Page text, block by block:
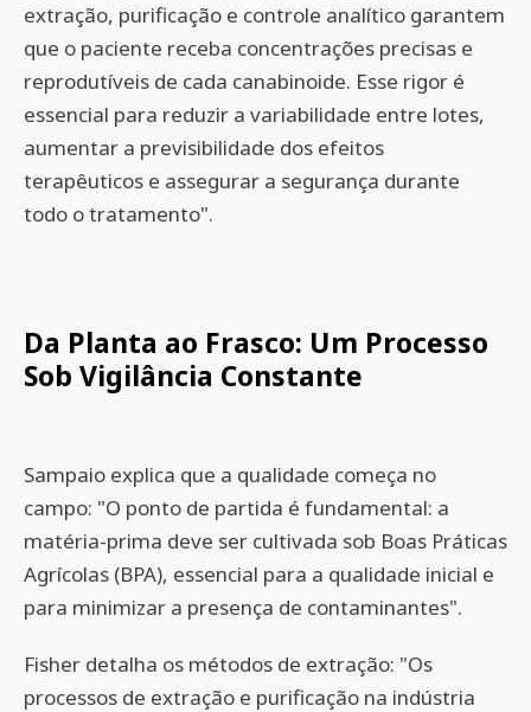
extração, purificação e controle analítico garantem
que o paciente receba concentrações precisas e
reprodutíveis de cada canabinoide. Esse rigor é
essencial para reduzir a variabilidade entre lotes,
aumentar a previsibilidade dos efeitos
terapêuticos e assegurar a segurança durante
todo o tratamento".
Da Planta ao Frasco: Um Processo
Sob Vigilância Constante
Sampaio explica que a qualidade começa no
campo: "O ponto de partida é fundamental: a
matéria-prima deve ser cultivada sob Boas Práticas
Agrícolas (BPA), essencial para a qualidade inicial e
para minimizar a presença de contaminantes".
Fisher detalha os métodos de extração: "Os
processos de extração e purificação na indústria